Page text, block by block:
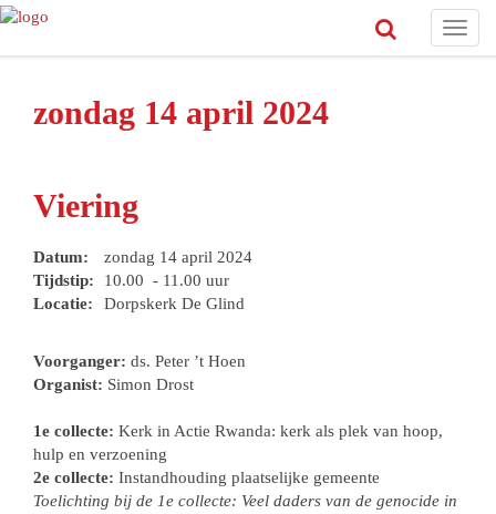
zondag 14 april 2024
Viering
Datum:
zondag 14 april 2024
Tijdstip:
10.00 - 11.00 uur
Locatie:
Dorpskerk De Glind
Voorganger: ds. Peter ’t Hoen
Organist: Simon Drost
1e collecte: Kerk in Actie Rwanda: kerk als plek van hoop,
hulp en verzoening
2e collecte: Instandhouding plaatselijke gemeente
Toelichting bij de 1e collecte: Veel daders van de genocide in